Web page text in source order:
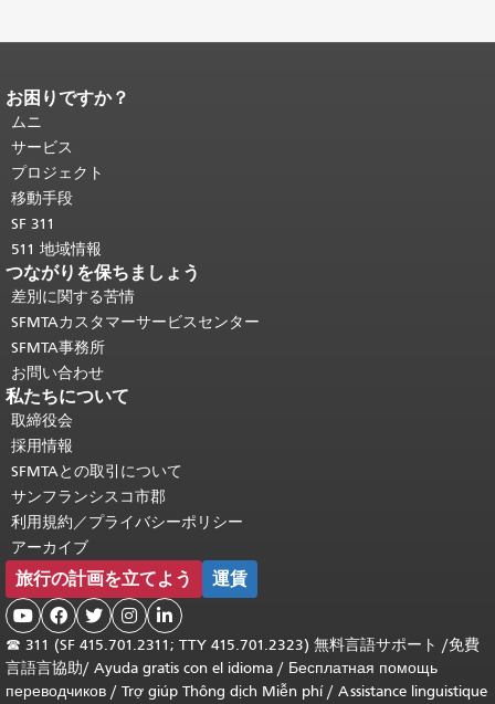
ページコンテンツの終わり。
ジの残りの部分はすべてのページで繰
り返されます。
頭に戻る。
お困りですか？
ムニ
サービス
プロジェクト
移動手段
SF 311
511 地域情報
つながりを保ちましょう
差別に関する苦情
SFMTAカスタマーサービスセンター
SFMTA事務所
お問い合わせ
私たちについて
取締役会
採用情報
SFMTAとの取引について
サンフランシスコ市郡
利用規約／プライバシーポリシー
アーカイブ
旅行の計画を立てよう 運賃
    
☎ 311 (SF 415.701.2311; TTY 415.701.2323) 無料言語サポート /免費
言語言協助/ Ayuda gratis con el idioma / Бесплатная помощь
переводчиков / Trợ giúp Thông dịch Miễn phí/ Assistance linguistique